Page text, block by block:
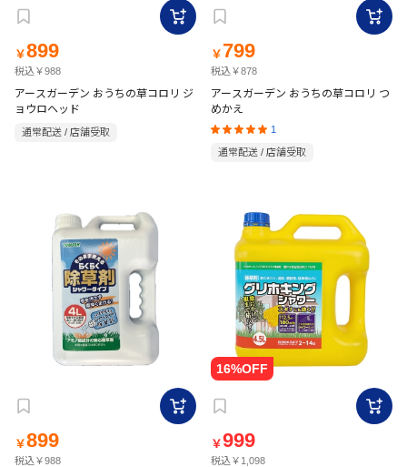
￥899
税込￥988
アースガーデン おうちの草コロリ ジ
ョウロヘッド
通常配送 / 店舗受取
￥ 799
税込￥878
アースガーデン おうちの草コロリ つ
めかえ
1
通常配送 / 店舗受取
￥899
税込￥988
￥999
税込￥1,098